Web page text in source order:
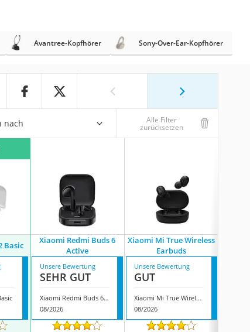
Avantree-Kopfhörer Sony-Over-Ear-Kopfhörer
nach Alle Filter
zurücksetzen
Basic
Xiaomi Redmi Buds 6
Active
Xiaomi Mi True Wireless
Earbuds
Unsere Bewertung
SEHR GUT
Xiaomi Redmi Buds 6 Active
08/2026
Unsere Bewertung
GUT
Xiaomi Mi True Wireless Earbuds
08/2026